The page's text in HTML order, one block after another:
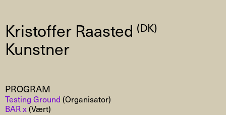
Kristoffer Raasted (DK)
Kunstner
PROGRAM
Testing Ground (Organisator)
BAR x(Vært)